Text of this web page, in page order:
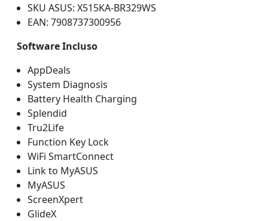
SKU ASUS: X515KA-BR329WS
EAN: 7908737300956
Software Incluso
AppDeals
System Diagnosis
Battery Health Charging
Splendid
Tru2Life
Function Key Lock
WiFi SmartConnect
Link to MyASUS
MyASUS
ScreenXpert
GlideX